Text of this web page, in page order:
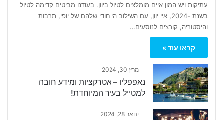
עתיקות ויש המון איים מומלצים לטיול ביוון. בעודנו מביטים קדימה לטיול
בשנת -2024, איי יוון, עם השילוב הייחודי שלהם של יופי, תרבות
והיסטוריה, קורצים לנוסעים…
קראו עוד »
מרץ 30, 2024
נאפפליו – אטרקציות ומידע חובה
למטייל בעיר המיוחדת!
ינואר 28, 2024